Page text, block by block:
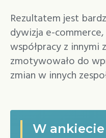
Rezultatem jest
dywizja e-
współpracy z innymi
zmotywowało do
zmian w innych
W ankiecie